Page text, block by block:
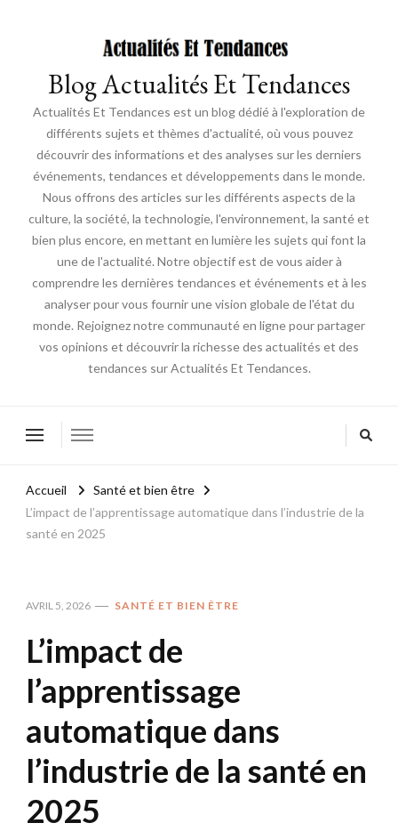
Blog Actualités Et Tendances
Actualités Et Tendances est un blog dédié à l'exploration de
différents sujets et thèmes d'actualité, où vous pouvez
découvrir des informations et des analyses sur les derniers
événements, tendances et développements dans le monde.
Nous offrons des articles sur les différents aspects de la
culture, la société, la technologie, l'environnement, la santé et
bien plus encore, en mettant en lumière les sujets qui font la
une de l'actualité. Notre objectif est de vous aider à
comprendre les dernières tendances et événements et à les
analyser pour vous fournir une vision globale de l'état du
monde. Rejoignez notre communauté en ligne pour partager
vos opinions et découvrir la richesse des actualités et des
tendances sur Actualités Et Tendances.
Accueil
Santé et bien être
L’impact de l’apprentissage automatique dans l’industrie de la
santé en 2025
AVRIL 5, 2026 SANTÉ ET BIEN ÊTRE
L’impact de
l’apprentissage
automatique dans
l’industrie de la santé en
2025